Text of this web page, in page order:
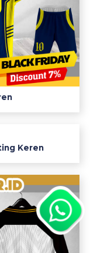
Keren